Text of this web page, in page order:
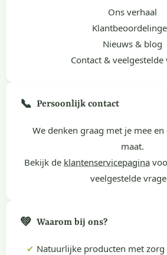
Ons verhaal
Nieuws & blog
Contact & veelgestelde
📞 Persoonlijk contact
We denken graag met je mee
maat.
Bekijk de klantenservicepagina
veelgestelde
💚 Waarom bij ons?
✔ Natuurlijke producten met zorg